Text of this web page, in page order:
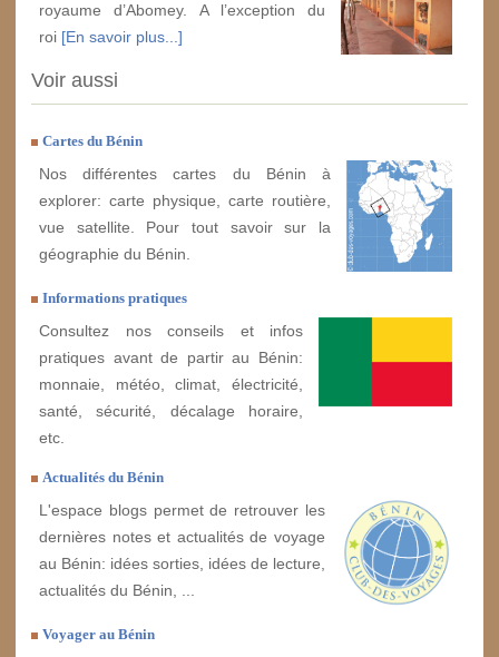
royaume d’Abomey. A l’exception du
roi [En savoir plus...]
Voir aussi
Cartes du Bénin
Nos différentes cartes du Bénin à
explorer: carte physique, carte routière,
vue satellite. Pour tout savoir sur la
géographie du Bénin.
Informations pratiques
Consultez nos conseils et infos
pratiques avant de partir au Bénin:
monnaie, météo, climat, électricité,
santé, sécurité, décalage horaire,
etc.
Actualités du Bénin
L'espace blogs permet de retrouver les
dernières notes et actualités de voyage
au Bénin: idées sorties, idées de lecture,
actualités du Bénin, ...
Voyager au Bénin